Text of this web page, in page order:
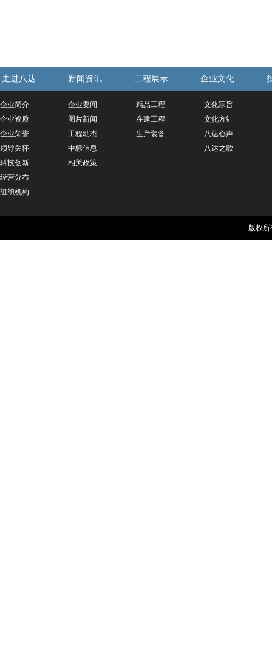
走进八达 新闻资讯 工程展示 企业文化
企业简介
企业资质
企业荣誉
领导关怀
科技创新
经营分布
组织机构
企业要闻
图片新闻
工程动态
中标信息
相关政策
精品工程
在建工程
生产装备
文化宗旨
文化方针
八达心声
八达之歌
版权所